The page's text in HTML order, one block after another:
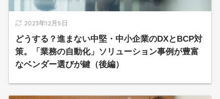
2023年12月5日
どうする？進まない中堅・中小企業のDXとBCP対
策。「業務の自動化」ソリューション事例が豊富
なベンダー選びが鍵（後編）